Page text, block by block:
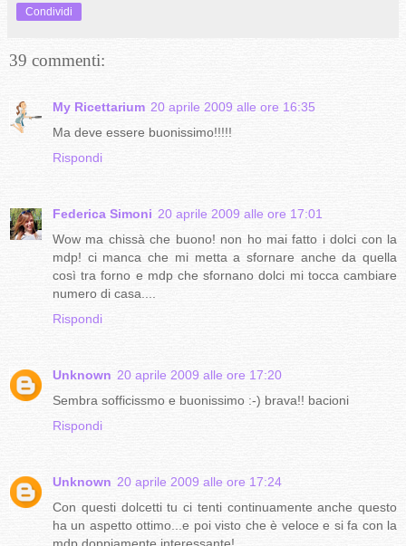
Condividi
39 commenti:
My Ricettarium 20 aprile 2009 alle ore 16:35
Ma deve essere buonissimo!!!!!
Rispondi
Federica Simoni 20 aprile 2009 alle ore 17:01
Wow ma chissà che buono! non ho mai fatto i dolci con la
mdp! ci manca che mi metta a sfornare anche da quella
così tra forno e mdp che sfornano dolci mi tocca cambiare
numero di casa....
Rispondi
Unknown 20 aprile 2009 alle ore 17:20
Sembra sofficissmo e buonissimo :-) brava!! bacioni
Rispondi
Unknown 20 aprile 2009 alle ore 17:24
Con questi dolcetti tu ci tenti continuamente anche questo
ha un aspetto ottimo...e poi visto che è veloce e si fa con la